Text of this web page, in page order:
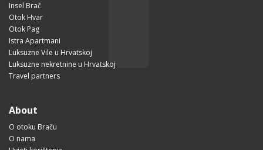
Insel Brač
Otok Hvar
Otok Pag
Istra Apartmani
Luksuzne Vile u Hrvatskoj
Luksuzne nekretnine u Hrvatskoj
Travel partners
About
O otoku Braču
O nama